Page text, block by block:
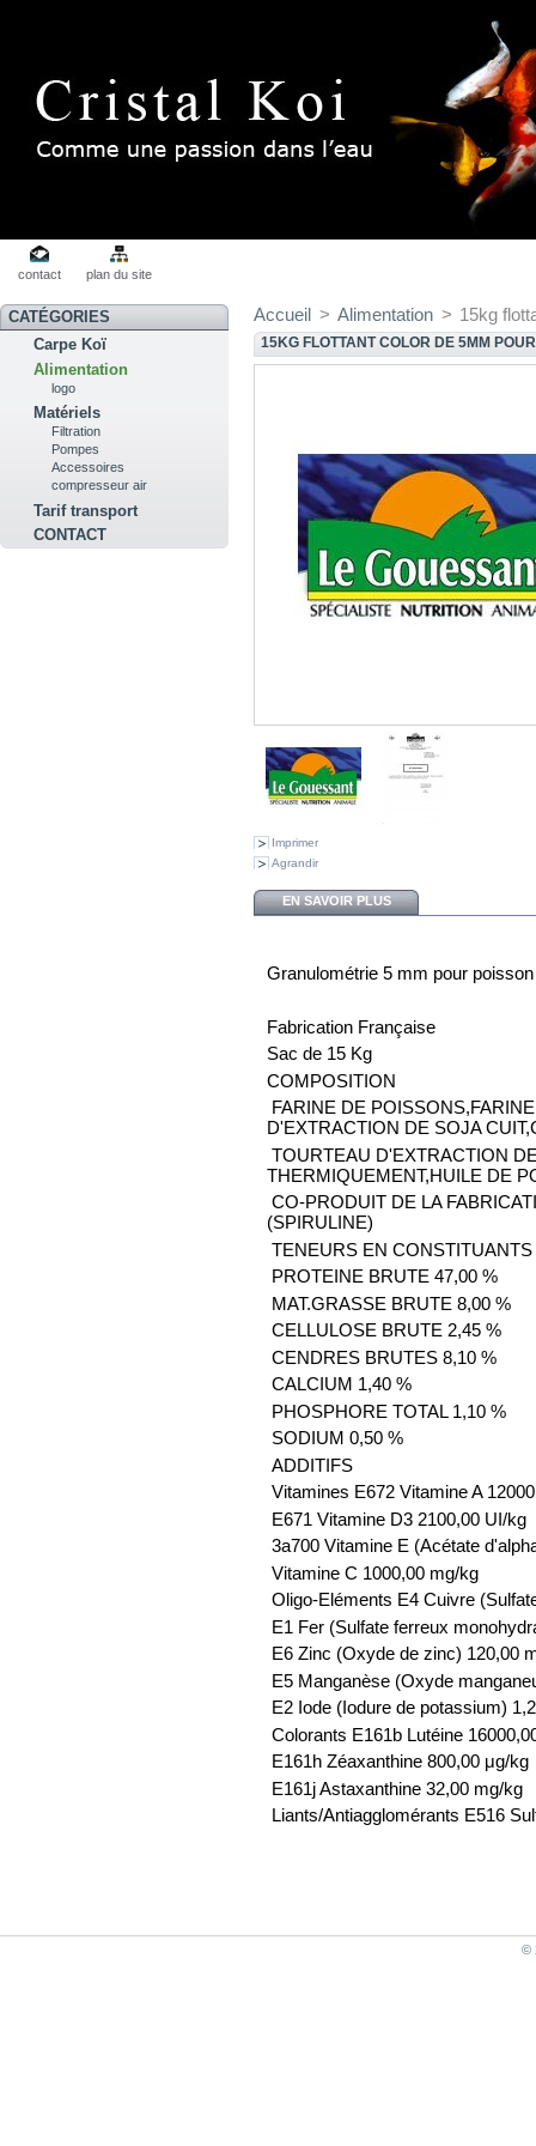
contact plan du site
CATÉGORIES
Carpe Koï
Alimentation
logo
Matériels
Filtration
Pompes
Accessoires
compresseur air
Tarif transport
CONTACT
Accueil > Alimentation > 15kg
15KG FLOTTANT COLOR DE 5MM
Imprimer
Agrandir
EN SAVOIR PLUS
Granulométrie 5 mm pour
Fabrication Française
Sac de 15 Kg
COMPOSITION
FARINE DE
D'EXTRACTION DE SOJA
TOURTEAU D'EXTRACTION
THERMIQUEMENT,HUILE DE
CO-PRODUIT DE LA
(SPIRULINE)
TENEURS EN
PROTEINE BRUTE 47,00 %
MAT.GRASSE BRUTE 8,00 %
CELLULOSE BRUTE 2,45 %
CENDRES BRUTES 8,10 %
CALCIUM 1,40 %
PHOSPHORE TOTAL 1,10 %
SODIUM 0,50 %
ADDITIFS
Vitamines E672 Vitamine A
E671 Vitamine D3 2100,00 UI/kg
3a700 Vitamine E (Acétate
Vitamine C 1000,00 mg/kg
Oligo-Eléments E4 Cuivre
E1 Fer (Sulfate ferreux
E6 Zinc (Oxyde de zinc) 120,00
E5 Manganèse (Oxyde
E2 Iode (Iodure de potassium)
Colorants E161b Lutéine
E161h Zéaxanthine 800,00 μg/kg
E161j Astaxanthine 32,00 mg/kg
Liants/Antiagglomérants E516
©